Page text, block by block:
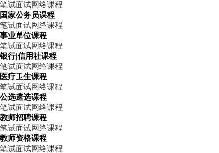
笔试面试网络课程
国家公务员课程
笔试面试网络课程
事业单位课程
笔试面试网络课程
银行|信用社课程
笔试面试网络课程
医疗卫生课程
笔试面试网络课程
公选遴选课程
笔试面试网络课程
教师招聘课程
笔试面试网络课程
教师资格课程
笔试面试网络课程